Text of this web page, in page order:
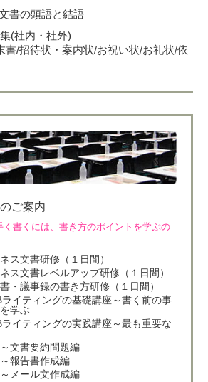
書の頭語と結語
(社内・社外)
書/招待状・案内状/お祝い状/お礼状/依
ご案内
く書くには、書き方のポイントを学ぶの
ス文書研修（１日間）
ス文書レベルアップ研修（１日間）
・議事録の書き方研修（１日間）
ライティングの基礎講座～書く前の事
学ぶ
ライティングの実践講座～最も重要な
文書要約問題編
報告書作成編
メール文作成編